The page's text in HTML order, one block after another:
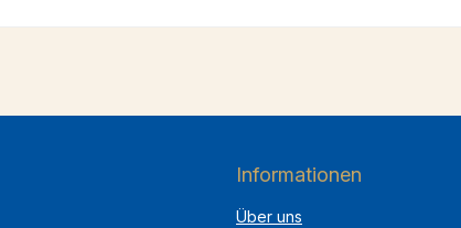
Informationen
Über uns